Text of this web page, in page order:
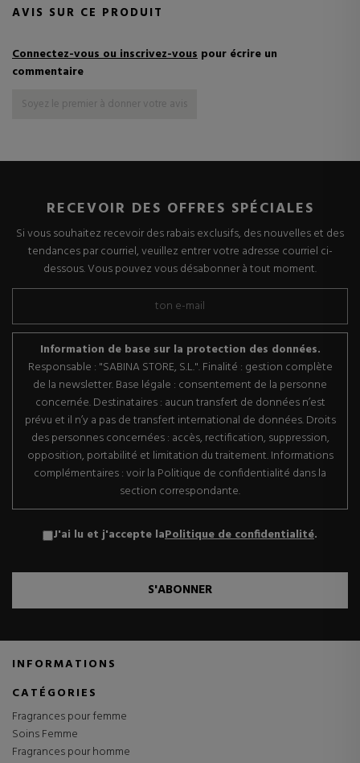
AVIS SUR CE PRODUIT
Connectez-vous ou inscrivez-vous pour écrire un
commentaire
Soyez le premier à donner votre avis
RECEVOIR DES OFFRES SPÉCIALES
Si vous souhaitez recevoir des rabais exclusifs, des nouvelles et des
tendances par courriel, veuillez entrer votre adresse courriel ci-
dessous. Vous pouvez vous désabonner à tout moment.
Information de base sur la protection des données.
Responsable : "SABINA STORE, S.L.". Finalité : gestion complète
de la newsletter. Base légale : consentement de la personne
concernée. Destinataires : aucun transfert de données n’est
prévu et il n’y a pas de transfert international de données. Droits
des personnes concernées : accès, rectification, suppression,
opposition, portabilité et limitation du traitement. Informations
complémentaires : voir la Politique de confidentialité dans la
section correspondante.
J'ai lu et j'accepte laPolitique de confidentialité.
S'ABONNER
INFORMATIONS
CATÉGORIES
Fragrances pour femme
Soins Femme
Fragrances pour homme